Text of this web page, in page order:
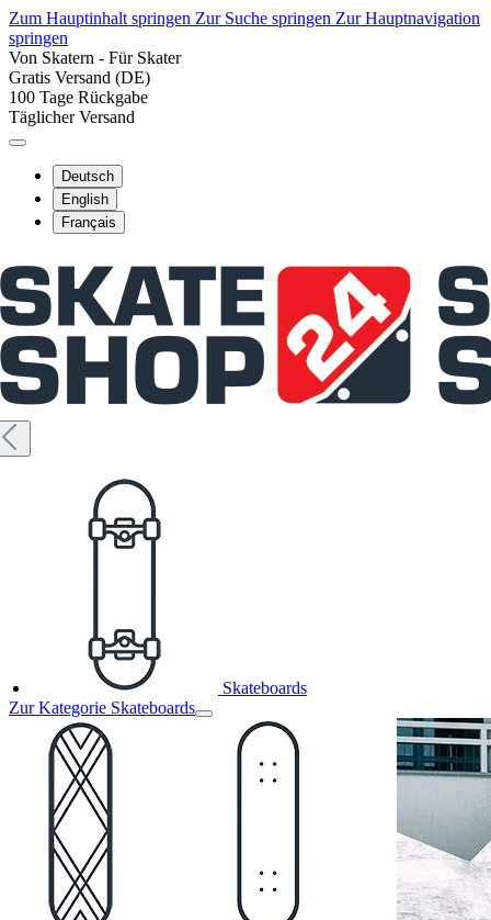
Zum Hauptinhalt springen Zur Suche springen Zur Hauptnavigation
springen
Von Skatern - Für Skater
Gratis Versand (DE)
100 Tage Rückgabe
Täglicher Versand
Deutsch
English
Français
Skateboards
Zur Kategorie Skateboards